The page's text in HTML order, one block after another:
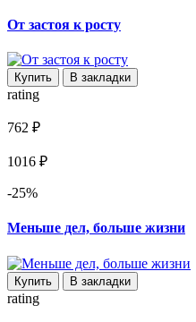
От застоя к росту
Купить В закладки
rating
762 ₽
1016 ₽
-25%
Меньше дел, больше жизни
Купить В закладки
rating